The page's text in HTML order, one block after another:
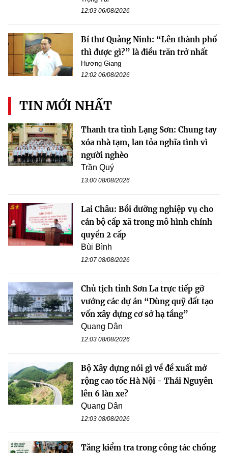
12:03 06/08/2026
Bí thư Quảng Ninh: “Lên thành phố
thì được gì?” là điều trăn trở nhất
Hương Giang
12:02 06/08/2026
TIN MỚI NHẤT
Thanh tra tỉnh Lạng Sơn: Chung tay
xóa nhà tạm, lan tỏa nghĩa tình vì
người nghèo
Trần Quý
13:00 08/08/2026
Lai Châu: Bồi dưỡng nghiệp vụ cho
cán bộ cấp xã trong mô hình chính
quyền 2 cấp
Bùi Bình
12:07 08/08/2026
Chủ tịch tỉnh Sơn La trực tiếp gỡ
vướng các dự án “Dùng quỹ đất tạo
vốn xây dựng cơ sở hạ tầng”
Quang Dân
12:03 08/08/2026
Bộ Xây dựng nói gì về đề xuất mở
rộng cao tốc Hà Nội - Thái Nguyên
lên 6 làn xe?
Quang Dân
12:03 08/08/2026
Tăng kiểm tra trong công tác chống